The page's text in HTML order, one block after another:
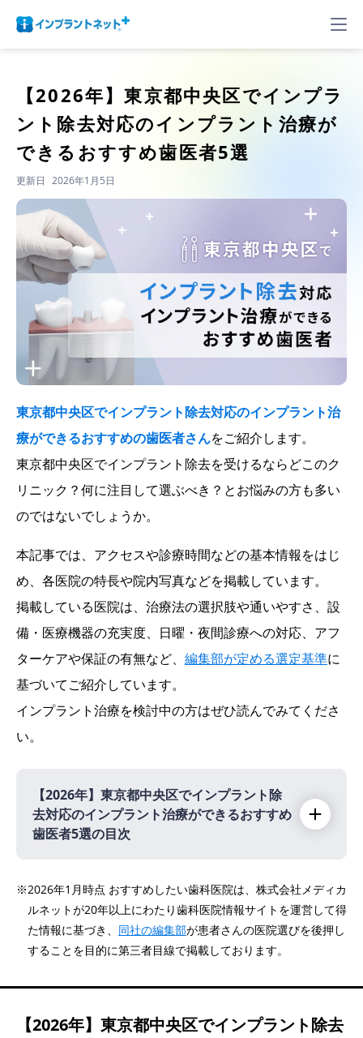
【2026年】東京都中央区でインプラ
ント除去対応のインプラント治療が
できるおすすめ歯医者5選
更新日 2026年1月5日
東京都中央区でインプラント除去対応のインプラント治
療ができるおすすめの歯医者さんをご紹介します。
東京都中央区でインプラント除去を受けるならどこのク
リニック？何に注目して選ぶべき？とお悩みの方も多い
のではないでしょうか。
本記事では、アクセスや診療時間などの基本情報をはじ
め、各医院の特長や院内写真などを掲載しています。
掲載している医院は、治療法の選択肢や通いやすさ、設
備・医療機器の充実度、日曜・夜間診療への対応、アフ
ターケアや保証の有無など、 編集部が定める選定基準に
基づいてご紹介しています。
インプラント治療を検討中の方はぜひ読んでみてくださ
い。
【2026年】 東京都中央区でインプラント除
去対応のインプラント治療ができるおすすめ
歯医者5選の目次
銀座エルディアクリニック
医療法人社団歯整会 銀座6丁目のぶデジタル
口腔外科クリニック
※2026年1月時点 おすすめしたい歯科医院は、株式会社メディカ
ルネットが20年以上にわたり歯科医院情報サイトを運営して得
た情報に基づき、 同社の編集部が患者さんの医院選びを後押し
することを目的に第三者目線で掲載しております。
【2026年】 東京都中央区でインプラント除去